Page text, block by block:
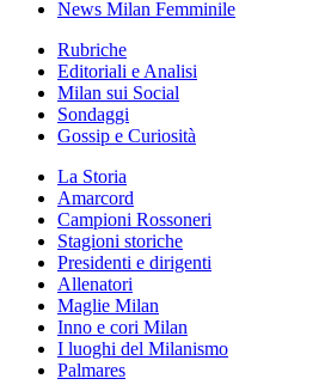
News Milan Femminile
Rubriche
Editoriali e Analisi
Milan sui Social
Sondaggi
Gossip e Curiosità
La Storia
Amarcord
Campioni Rossoneri
Stagioni storiche
Presidenti e dirigenti
Allenatori
Maglie Milan
Inno e cori Milan
I luoghi del Milanismo
Palmares